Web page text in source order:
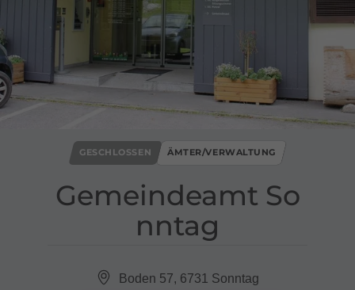
Gemeindeamt So
nntag
GESCHLOSSEN ÄMTER/VERWALTUNG
Boden 57, 6731 Sonntag